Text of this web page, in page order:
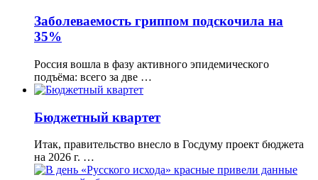
Заболеваемость гриппом подскочила на
35%
Россия вошла в фазу активного эпидемического
подъёма: всего за две …
Бюджетный квартет
Итак, правительство внесло в Госдуму проект бюджета
на 2026 г. …